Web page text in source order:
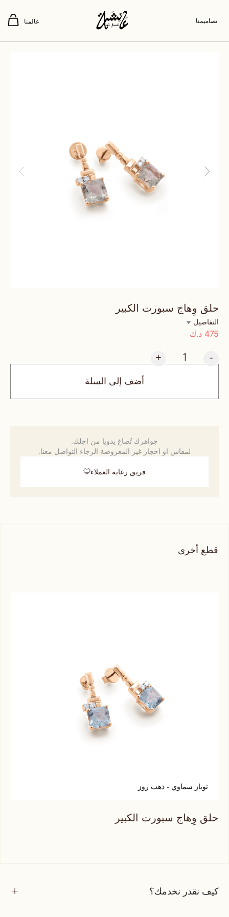
تصاميمنا عالمنا
حلق وِهاج سبورت الكبير
التفاصيل
475 د.ك
-
+
أضف إلى السلة
جواهرك تُصاغ يدويا من اجلك.
لمقاس او احجار غير المعروضة الرجاء التواصل معنا.
فريق رعاية العملاء
قطع أخرى
توباز سماوي - ذهب روز
حلق وِهاج سبورت الكبير
كيف نقدر نخدمك؟